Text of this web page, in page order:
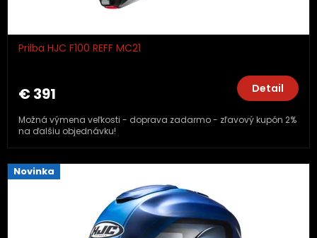
Prilba HJC F100 REFF MC21
€ 391 Detail
Možná výmena veľkosti - doprava zadarmo - zľavový kupón 2%
na ďalšiu objednávku!
Novinka